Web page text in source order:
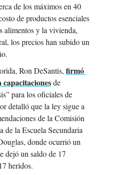
de los máximos en 40
de productos esenciales
alimentos y la vivienda,
los precios han subido un
Ron DeSantis, firmó
de
para los oficiales de
detalló que la ley sigue a
de la Comisión
de la Escuela Secundaria
donde ocurrió un
dejó un saldo de 17
heridos.